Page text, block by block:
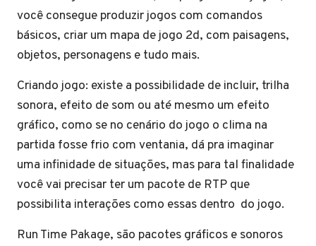
você consegue produzir jogos com comandos
básicos, criar um mapa de jogo 2d, com paisagens,
objetos, personagens e tudo mais.
Criando jogo: existe a possibilidade de incluir, trilha
sonora, efeito de som ou até mesmo um efeito
gráfico, como se no cenário do jogo o clima na
partida fosse frio com ventania, dá pra imaginar
uma infinidade de situações, mas para tal finalidade
você vai precisar ter um pacote de RTP que
possibilita interações como essas dentro do jogo.
Run Time Pakage, são pacotes gráficos e sonoros